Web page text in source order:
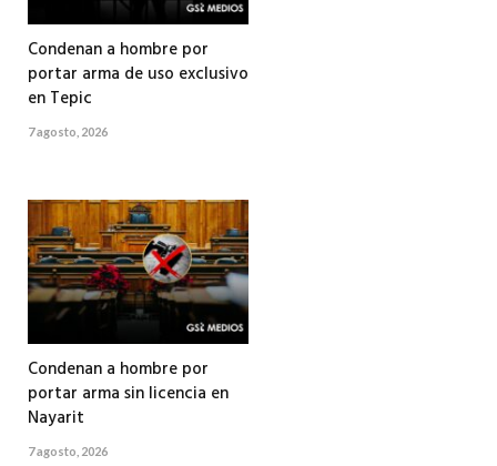
Condenan a hombre por
portar arma de uso exclusivo
en Tepic
7 agosto, 2026
Condenan a hombre por
portar arma sin licencia en
Nayarit
7 agosto, 2026